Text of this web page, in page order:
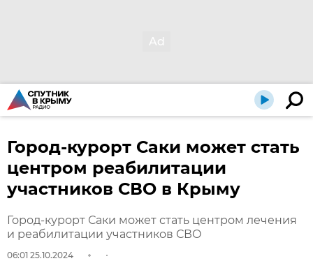
Город-курорт Саки может стать
центром реабилитации
участников СВО в Крыму
Город-курорт Саки может стать центром лечения
и реабилитации участников СВО
06:01 25.10.2024